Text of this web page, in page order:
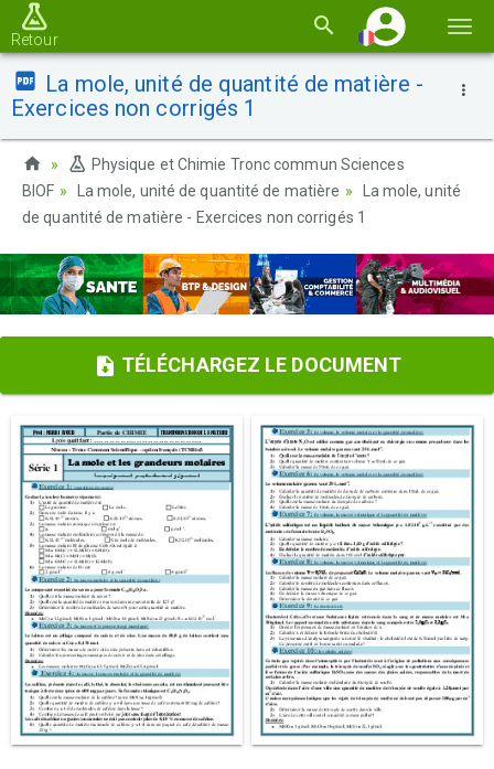
la
Retour
La mole, unité de quantité de matière -
Exercices non corrigés 1
Physique et Chimie Tronc commun Sciences
BIOF
La mole, unité de quantité de matière
La mole, unité
de quantité de matière - Exercices non corrigés 1
TÉLÉCHARGEZ LE DOCUMENT